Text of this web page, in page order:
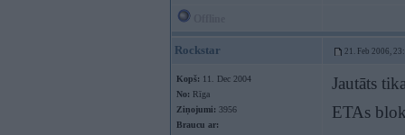
Rockstar 21. Feb 2006,
Kopš: 11. Dec 2004
No: Rīga
Ziņojumi: 3956
Braucu ar:
Jautāts
ETAs